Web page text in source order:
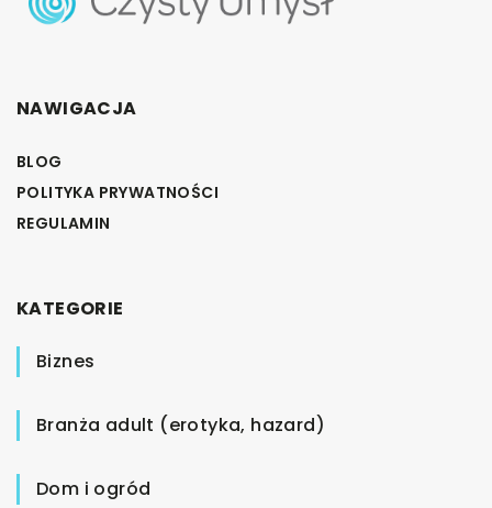
NAWIGACJA
BLOG
POLITYKA PRYWATNOŚCI
REGULAMIN
KATEGORIE
Biznes
Branża adult (erotyka, hazard)
Dom i ogród